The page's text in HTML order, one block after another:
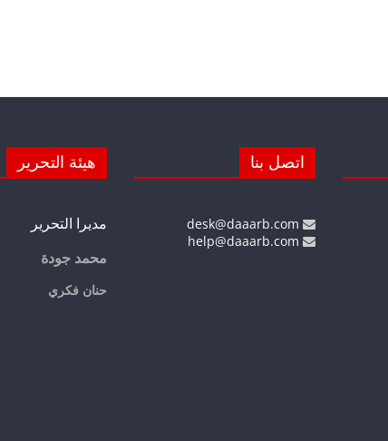
اتصل بنا هيئة التحرير
مديرا التحرير
محمد جودة
حنان فكري